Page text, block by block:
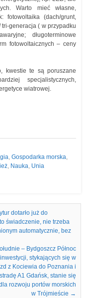
Warto mieć własne,
fotowoltaika (dach/grunt,
generacja ( w przypadku
długoterminowe
fotowoltaicznych – ceny
kwestie te są poruszane
specjalistycznych,
wiatrowej.
, Gospodarka morska,
, Nauka, Unia
dotarło już do
świadczenie, nie trzeba
automatycznie, bez
– Bydgoszcz Północ
stykających się w
z Kociewia do Poznania i
A1 Gdańsk, stanie się
rozwoju portów morskich
w Trójmieście →